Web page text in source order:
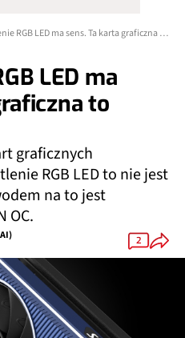
Podświetlenie RGB LED ma sens. Ta karta graficzna to udowadnia
LED ma
to
graficznych
RGB LED to nie jest
na to jest
OC.
2